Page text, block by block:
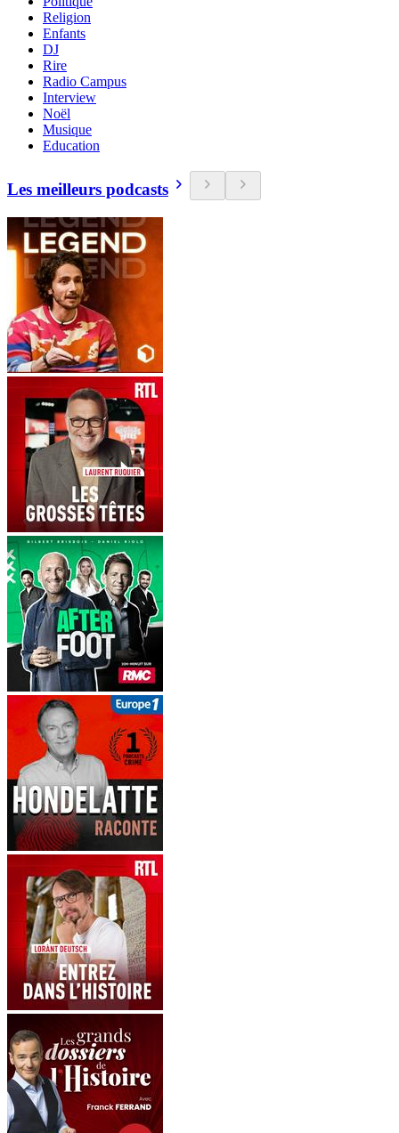
Religion
Enfants
DJ
Rire
Radio Campus
Interview
Noël
Musique
Education
Les meilleurs podcasts